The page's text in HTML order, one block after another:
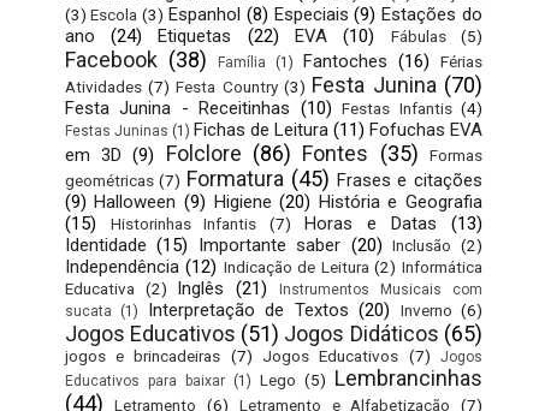
(3) Escola (3) Espanhol (8) Especiais (9) Estações do
ano
(24) Etiquetas (22) EVA (10) Fábulas (5)
Facebook (38) Família (1) Fantoches (16)
Férias
Atividades (7) Festa Country (3) Festa Junina (70)
Festa Junina - Receitinhas (10) Festas Infantis (4)
Festas Juninas (1) Fichas de Leitura (11) Fofuchas EVA
em 3D (9) Folclore (86) Fontes (35)
Formas
geométricas (7) Formatura (45) Frases e citações
(9) Halloween (9) Higiene (20) História e Geografia
(15)
Historinhas Infantis (7) Horas e Datas
(13)
Identidade (15) Importante saber (20) Inclusão (2)
Independência (12) Indicação de Leitura (2) Informática
Educativa
(2) Inglês (21)
Instrumentos Musicais com
sucata
(1) Interpretação de Textos (20) Inverno (6)
Jogos Educativos (51) Jogos Didáticos (65)
jogos e brincadeiras (7) Jogos Educativos (7)
Jogos
Educativos para baixar (1) Lego (5) Lembrancinhas
(44)
Letramento (6) Letramento e Alfabetização (7)